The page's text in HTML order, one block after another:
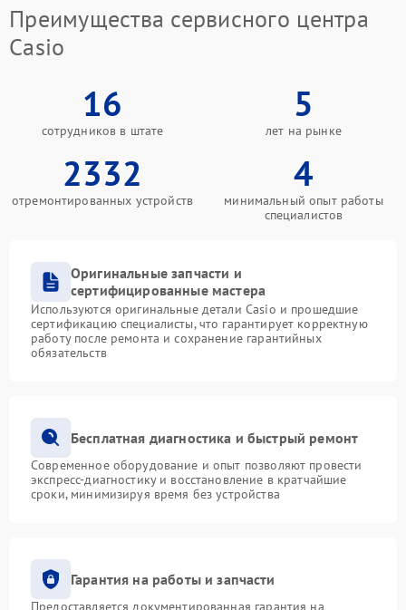
Преимущества сервисного центра
Casio
16
сотрудников в штате
5
лет на рынке
2332
отремонтированных устройств
4
минимальный опыт работы
специалистов
Оригинальные запчасти и
сертифицированные мастера
Используются оригинальные детали Casio и прошедшие
сертификацию специалисты, что гарантирует корректную
работу после ремонта и сохранение гарантийных
обязательств
Бесплатная диагностика и быстрый ремонт
Современное оборудование и опыт позволяют провести
экспресс-диагностику и восстановление в кратчайшие
сроки, минимизируя время без устройства
Гарантия на работы и запчасти
Предоставляется документированная гарантия на